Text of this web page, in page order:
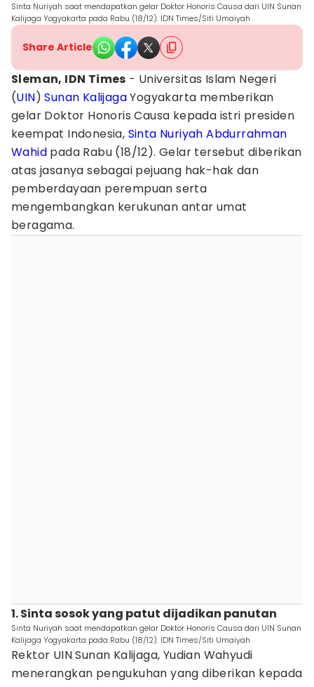
Sinta Nuriyah saat mendapatkan gelar Doktor Honoris Causa dari UIN Sunan
Kalijaga Yogyakarta pada Rabu (18/12). IDN Times/Siti Umaiyah
Share Article
Sleman, IDN Times - Universitas Islam Negeri
(UIN)Sunan KalijagaYogyakarta memberikan
gelar Doktor Honoris Causa kepada istri presiden
keempat Indonesia, Sinta Nuriyah Abdurrahman
Wahid pada Rabu (18/12). Gelar tersebut diberikan
atas jasanya sebagai pejuang hak-hak dan
pemberdayaan perempuan serta
mengembangkan kerukunan antar umat
beragama.
1. Sinta sosok yang patut dijadikan panutan
Sinta Nuriyah saat mendapatkan gelar Doktor Honoris Causa dari UIN Sunan
Kalijaga Yogyakarta pada Rabu (18/12). IDN Times/Siti Umaiyah
Rektor UIN Sunan Kalijaga, Yudian Wahyudi
menerangkan pengukuhan yang diberikan kepada